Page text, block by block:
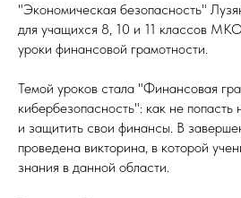
"Экономическая безопасность"
для учащихся 8, 10 и 11 классов
уроки финансовой грамотности.
Темой уроков стала "Финансовая
кибербезопасность": как не
и защитить свои финансы. В
проведена викторина, в которой
знания в данной области.